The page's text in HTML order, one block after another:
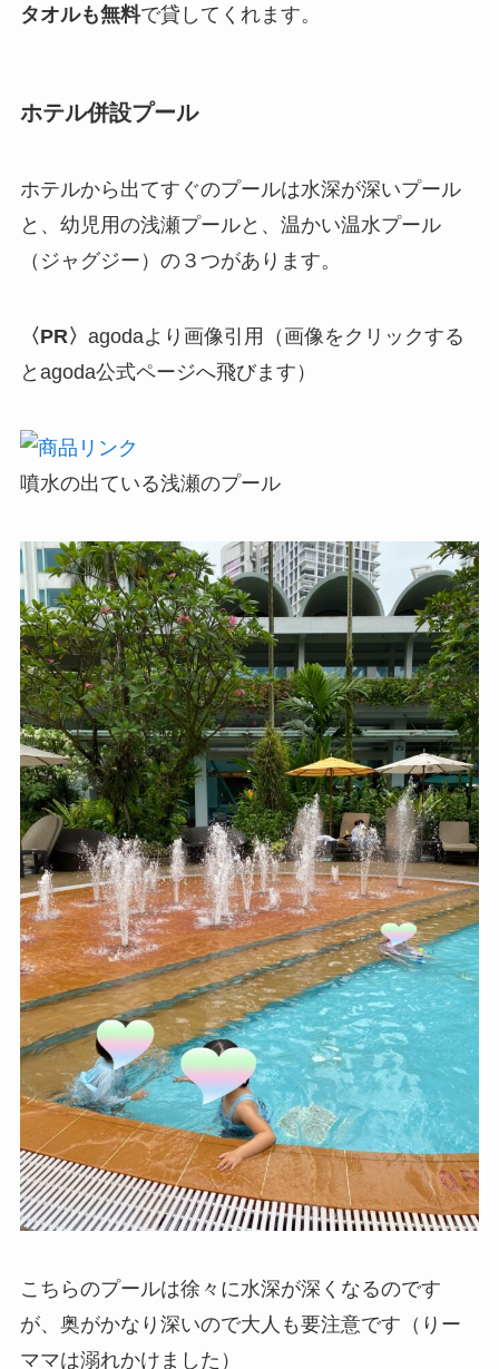
タオルも無料で貸してくれます。
ホテル併設プール
ホテルから出てすぐのプールは水深が深いプール
と、幼児用の浅瀬プールと、温かい温水プール
（ジャグジー）の３つがあります。
〈PR〉 agodaより画像引用（画像をクリックする
とagoda公式ページへ飛びます）
噴水の出ている浅瀬のプール
こちらのプールは徐々に水深が深くなるのです
が、奥がかなり深いので大人も要注意です（りー
ママは溺れかけました）